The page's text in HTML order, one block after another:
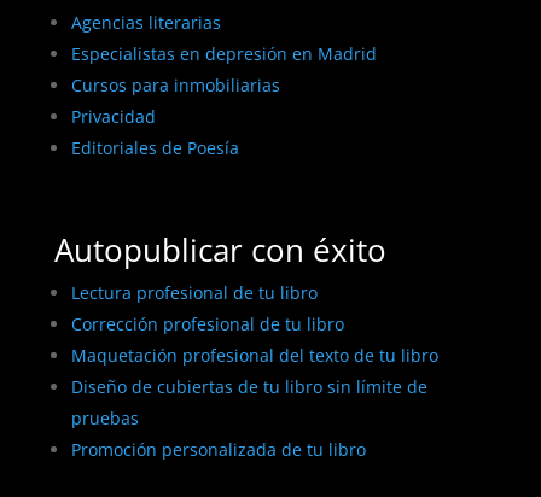
Agencias literarias
Especialistas en depresión en Madrid
Cursos para inmobiliarias
Privacidad
Editoriales de Poesía
Autopublicar con éxito
Lectura profesional de tu libro
Corrección profesional de tu libro
Maquetación profesional del texto de tu libro
Diseño de cubiertas de tu libro sin límite de
pruebas
Promoción personalizada de tu libro